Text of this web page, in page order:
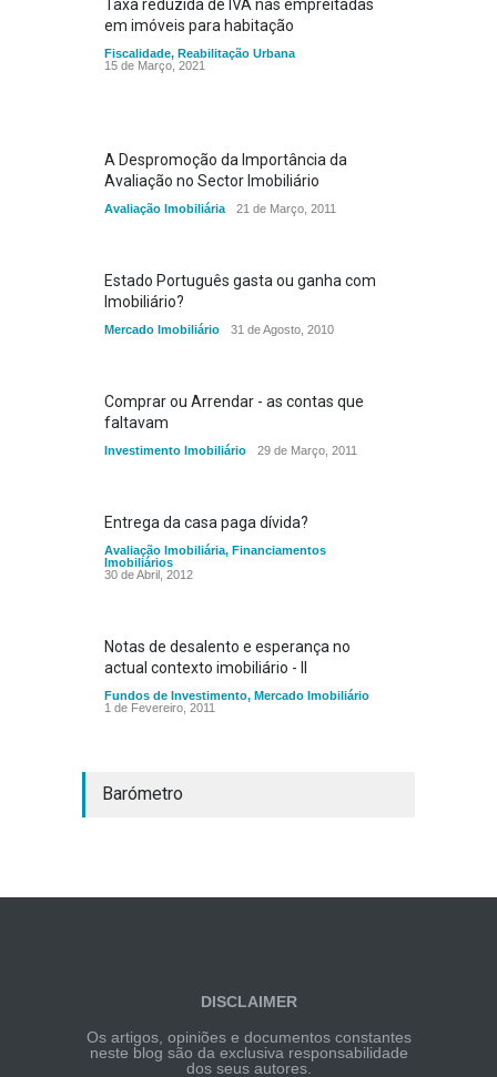
Taxa reduzida de IVA nas empreitadas
em imóveis para habitação
Fiscalidade, Reabilitação Urbana
15 de Março, 2021
A Despromoção da Importância da
Avaliação no Sector Imobiliário
Avaliação Imobiliária 21 de Março, 2011
Estado Português gasta ou ganha com
Imobiliário?
Mercado Imobiliário 31 de Agosto, 2010
Comprar ou Arrendar - as contas que
faltavam
Investimento Imobiliário 29 de Março, 2011
Entrega da casa paga dívida?
Avaliação Imobiliária, Financiamentos
Imobiliários
30 de Abril, 2012
Notas de desalento e esperança no
actual contexto imobiliário - II
Fundos de Investimento, Mercado Imobiliário
1 de Fevereiro, 2011
Barómetro
DISCLAIMER
Os artigos, opiniões e documentos constantes
neste blog são da exclusiva responsabilidade
dos seus autores.